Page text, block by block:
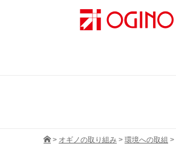
> オギノの取り組み > 環境への取組 >